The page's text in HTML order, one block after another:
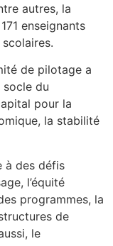
autres, la
enseignants
de pilotage a
socle du
pour la
la stabilité
à des défis
l’équité
programmes, la
de
le